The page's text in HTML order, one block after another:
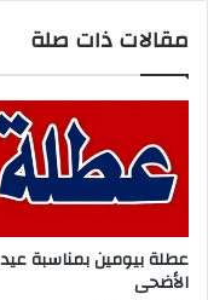
مقالات ذات صلة
عطلة بيومين بمناسبة عيد
الأضحى